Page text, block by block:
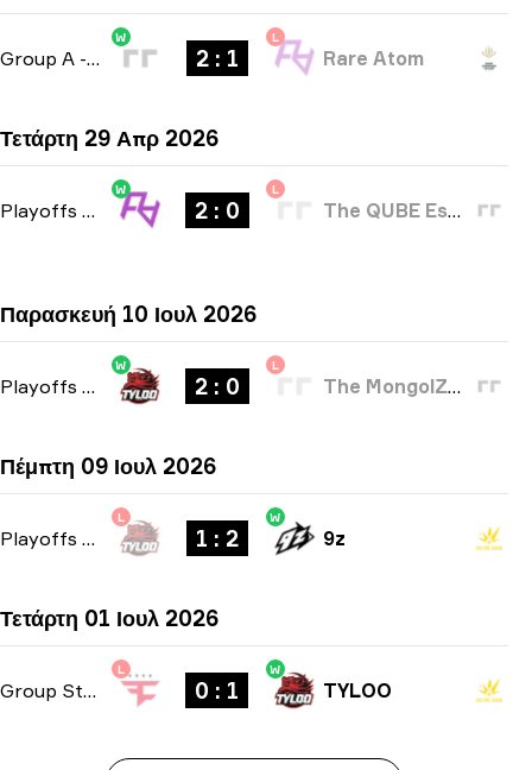
Group A - bo3
W
2 : 1
L
Rare Atom
Τετάρτη 29 Απρ 2026
Playoffs bo3
W
2 : 0
L
The QUBE Esports
Παρασκευή 10 Ιουλ 2026
Playoffs bo3
W
2 : 0
L
The MongolZ Academy
Πέμπτη 09 Ιουλ 2026
Playoffs bo3
L
1 : 2
W
9z
Τετάρτη 01 Ιουλ 2026
Group Stage -bo1
L
0 : 1
W
TYLOO